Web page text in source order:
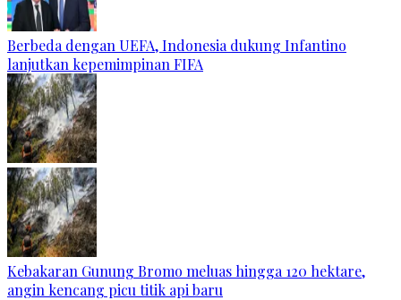
Berbeda dengan UEFA, Indonesia dukung Infantino
lanjutkan kepemimpinan FIFA
Kebakaran Gunung Bromo meluas hingga 120 hektare,
angin kencang picu titik api baru